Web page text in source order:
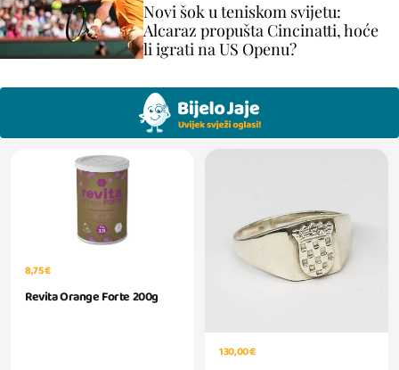
Novi šok u teniskom svijetu:
Alcaraz propušta Cincinatti, hoće
li igrati na US Openu?
8,75 €
Revita Orange Forte 200g
130,00 €